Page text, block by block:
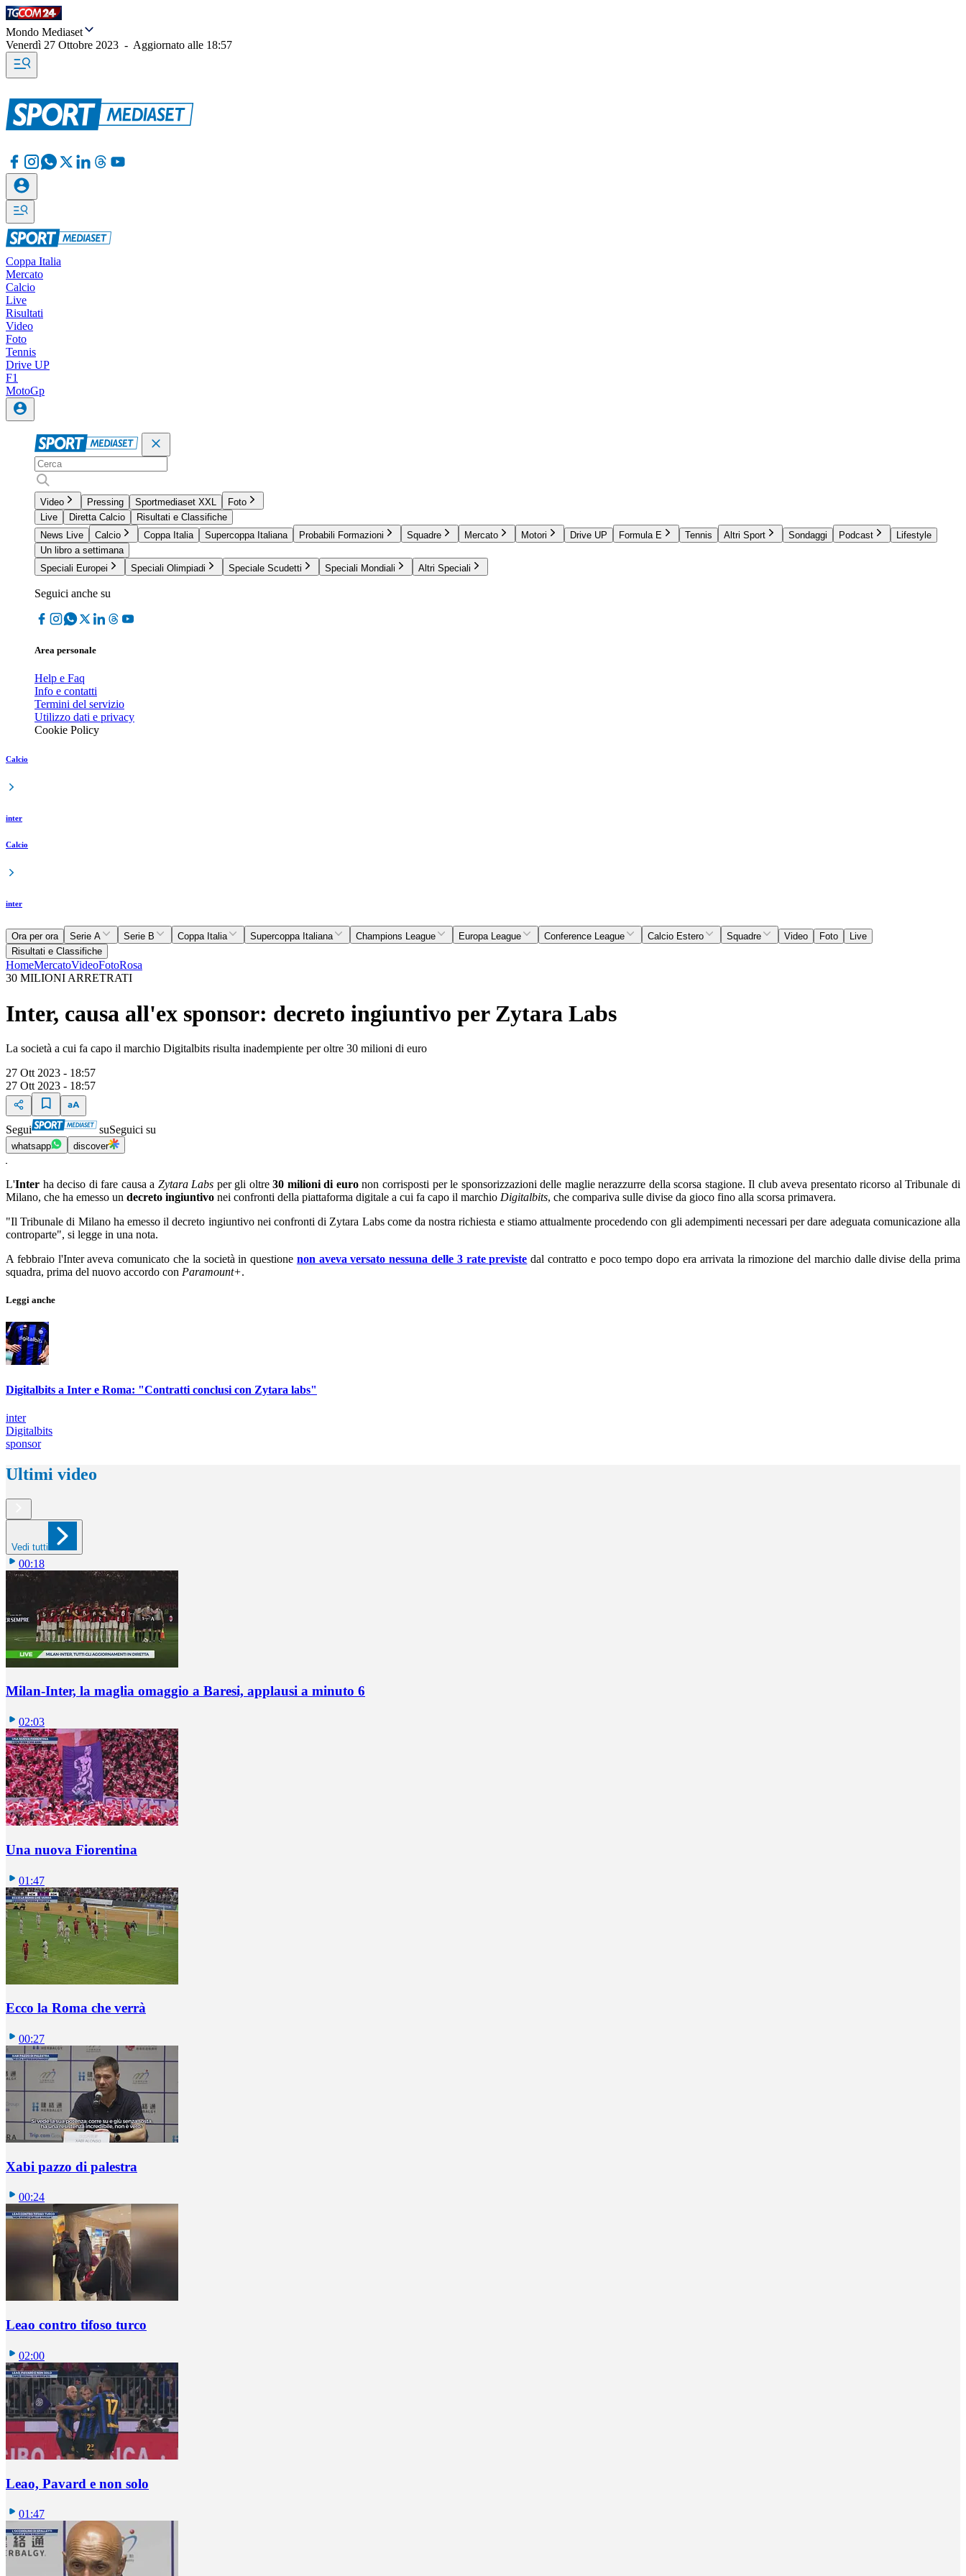
Mondo Mediaset
Venerdì 27 Ottobre 2023 - Aggiornato alle 18:57
Coppa Italia
Mercato
Calcio
Live
Risultati
Video
Foto
Tennis
Drive UP
F1
MotoGp
Video Pressing Sportmediaset XXL
Foto
Live
Diretta Calcio
Risultati e Classifiche
News Live
Calcio Coppa Italia Supercoppa Italiana Probabili Formazioni Squadre Mercato Motori Drive UP Formula E Tennis Altri Sport Sondaggi Podcast
Lifestyle
Un libro a settimana
Speciali Europei
Speciali Olimpiadi Speciale Scudetti Speciali Mondiali Altri Speciali
Seguici anche su
Area personale
Help e Faq
Info e contatti
Termini del servizio
Utilizzo dati e privacy
Cookie Policy
Calcio
inter
Calcio
inter
Ora per ora Serie A Serie B Coppa Italia Supercoppa Italiana Champions League Europa League Conference League Calcio Estero Squadre Video Foto
Live
Risultati e Classifiche
HomeMercatoVideoFotoRosa
30 MILIONI ARRETRATI
Inter, causa all'ex sponsor: decreto ingiuntivo per Zytara Labs
La società a cui fa capo il marchio Digitalbits risulta inadempiente per oltre 30 milioni di euro
27 Ott 2023 - 18:57
27 Ott 2023 - 18:57
Segui suSeguici su
whatsapp discover
L'Inter ha deciso di fare causa a Zytara Labs per gli oltre30 milioni di euronon corrisposti per le sponsorizzazioni delle maglie nerazzurre della scorsa stagione. Il club aveva presentato ricorso al Tribunale di
Milano, che ha emesso un decreto ingiuntivo nei confronti della piattaforma digitale a cui fa capo il marchio Digitalbits, che compariva sulle divise da gioco fino alla scorsa primavera.
"Il Tribunale di Milano ha emesso il decreto ingiuntivo nei confronti di Zytara Labs come da nostra richiesta e stiamo attualmente procedendo con gli adempimenti necessari per dare adeguata comunicazione alla
controparte", si legge in una nota.
A febbraio l'Inter aveva comunicato che la società in questione non aveva versato nessuna delle 3 rate previste dal contratto e poco tempo dopo era arrivata la rimozione del marchio dalle divise della prima
squadra, prima del nuovo accordo con Paramount+.
Leggi anche
Digitalbits a Inter e Roma: "Contratti conclusi con Zytara labs"
inter
Digitalbits
sponsor
Ultimi video
Vedi tutti
00:18
Milan-Inter, la maglia omaggio a Baresi, applausi a minuto 6
02:03
Una nuova Fiorentina
01:47
Ecco la Roma che verrà
00:27
Xabi pazzo di palestra
00:24
Leao contro tifoso turco
02:00
Leao, Pavard e non solo
01:47